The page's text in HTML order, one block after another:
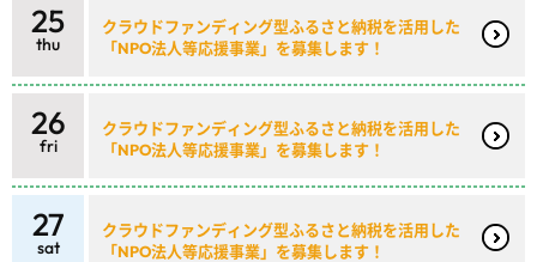
25
thu
クラウドファンディング型ふるさと納税を活用した
「NPO法人等応援事業」を募集します！
26
fri
クラウドファンディング型ふるさと納税を活用した
「NPO法人等応援事業」を募集します！
27
sat
クラウドファンディング型ふるさと納税を活用した
「NPO法人等応援事業」を募集します！